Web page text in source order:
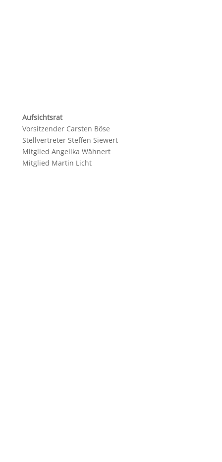
Aufsichtsrat
Vorsitzender Carsten Böse
Stellvertreter Steffen Siewert
Mitglied Angelika Wähnert
Mitglied Martin Licht